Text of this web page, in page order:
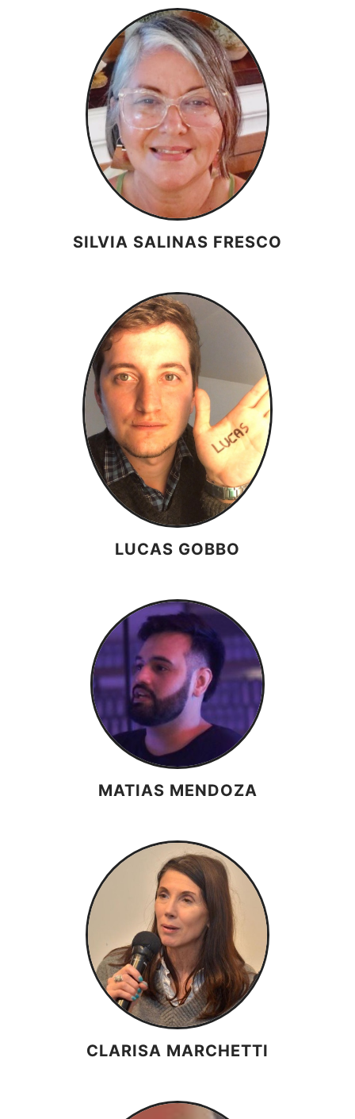
SILVIA SALINAS FRESCO
LUCAS GOBBO
MATIAS MENDOZA
CLARISA MARCHETTI